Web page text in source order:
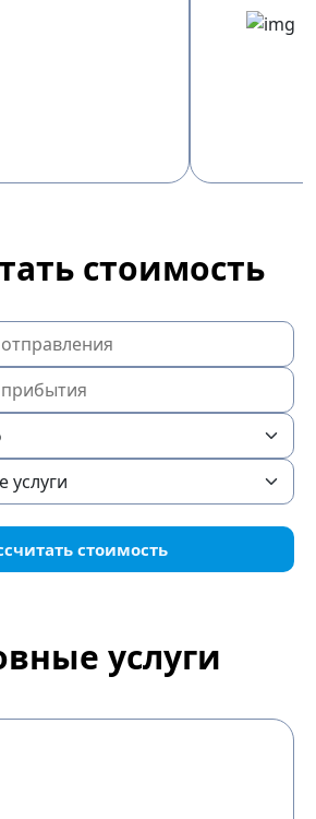
стоимость
стоимость
услуги